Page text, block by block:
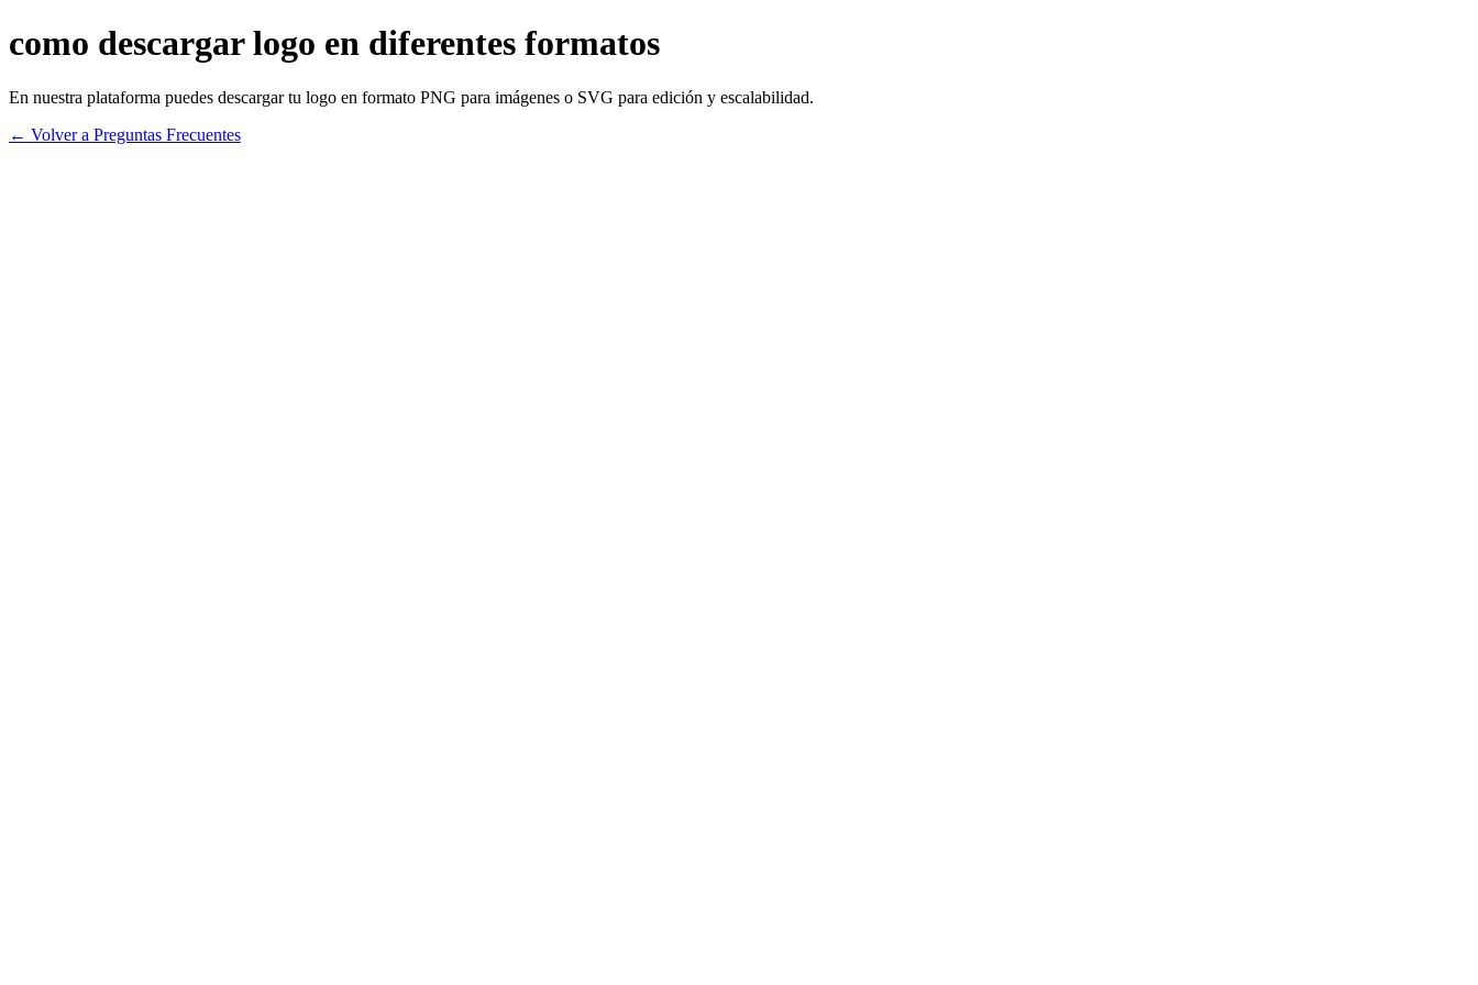
como descargar logo en diferentes formatos
En nuestra plataforma puedes descargar tu logo en formato PNG para imágenes o SVG para edición y escalabilidad.
← Volver a Preguntas Frecuentes